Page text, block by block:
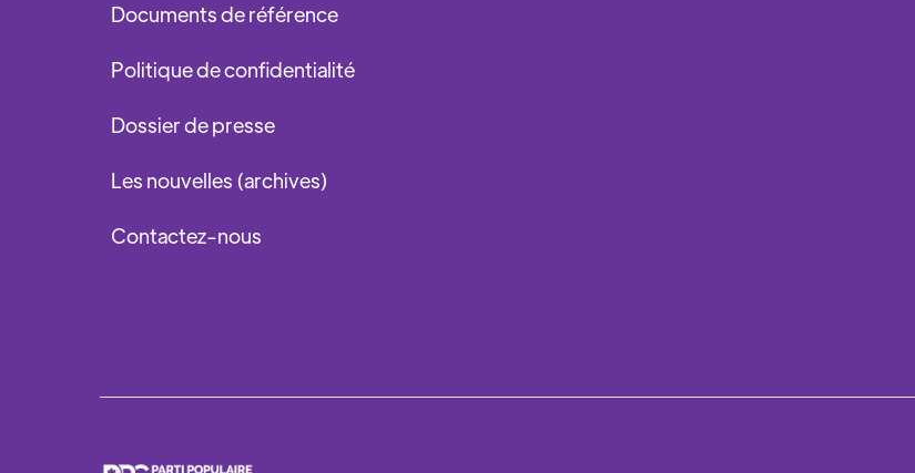
Documents de référence
Politique de confidentialité
Dossier de presse
Les nouvelles (archives)
Contactez-nous